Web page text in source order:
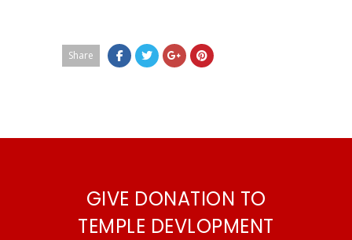
Share
GIVE DONATION TO
TEMPLE DEVLOPMENT